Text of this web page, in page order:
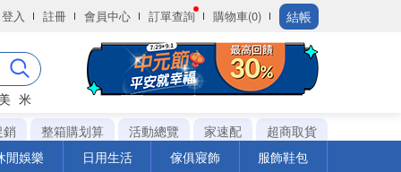
登入 註冊 會員中心 訂單查詢 購物車(0) 結帳
米
銷
整箱購划算 活動總覽 家速配
超商取貨
閒娛樂
日用生活 傢俱寢飾 服飾鞋包